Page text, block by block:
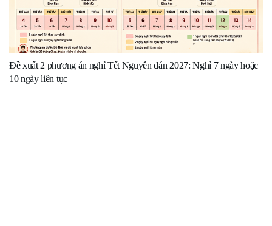
Đề xuất 2 phương án nghỉ Tết Nguyên đán 2027: Nghỉ 7 ngày hoặc
10 ngày liên tục